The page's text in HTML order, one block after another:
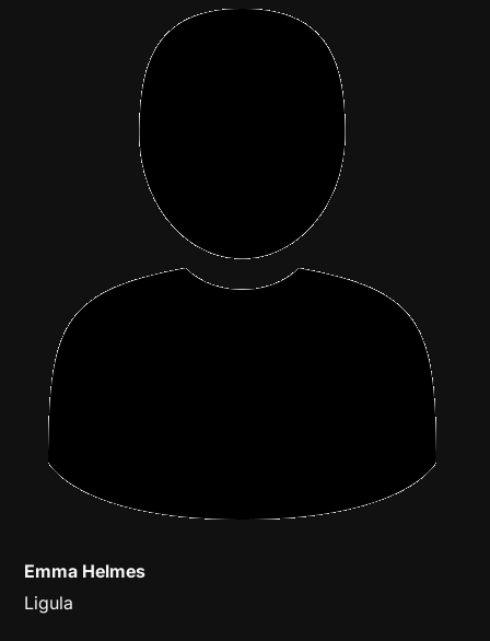
Emma Helmes
Ligula